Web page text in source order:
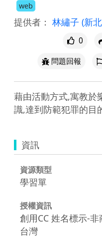
web
提供者： 林繡子 (新
0
問題回報
藉由活動方式,寓教於
識,達到防範犯罪的目
資訊
資源類型
學習單
授權資訊
創用CC 姓名標示-
台灣